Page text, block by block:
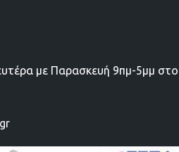
με Παρασκευή 9πμ-5μμ στο